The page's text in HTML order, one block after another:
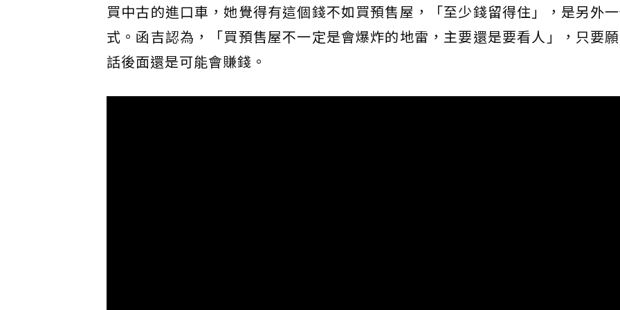
買中古的進口車，她覺得有這個錢不如買預售屋，「至少錢留得住」，是另外
式。函吉認為，「買預售屋不一定是會爆炸的地雷，主要還是要看人」，只要
話後面還是可能會賺錢。